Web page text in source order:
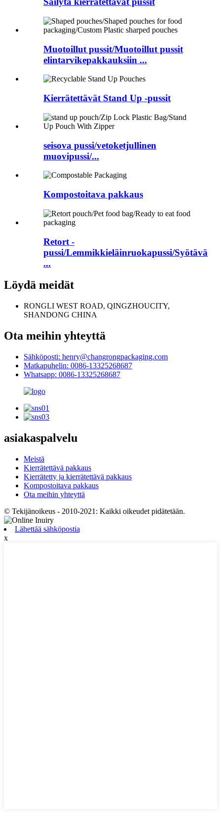
Muotoillut pussit/Muotoillut pussit
elintarvikepakkauksiin ...
Kierrätettävät Stand Up -pussit
seisova pussi/vetoketjullinen
muovipussi/...
Kompostoitava pakkaus
Retort -
pussi/Lemmikkieläinruokapussi/Syötävä
...
Löydä meidät
RONGLI WEST ROAD, QINGZHOUCITY,
SHANDONG CHINA
Ota meihin yhteyttä
Sähköposti: henry@changrongpackaging.com
Matkapuhelin: 0086-13325268687
Whatsapp: 0086-13325268687
asiakaspalvelu
Meistä
Kierrätettävä pakkaus
Kierrätetty ja kierrätettävä pakkaus
Kompostoitava pakkaus
Ota meihin yhteyttä
© Tekijänoikeus - 2010-2021: Kaikki oikeudet pidätetään.
Lähettää sähköpostia
x